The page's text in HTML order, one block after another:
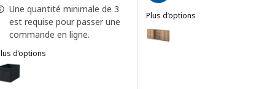
Une quantité minimale de 3
est requise pour passer une
commande en ligne.
d’options
: DRÖNA, Boîte-tiroir, noir, 25x35x25 cm (9 ¾x13 ¾x9 ¾ ")
Plus d’options
Option : BILLY / OXBERG,